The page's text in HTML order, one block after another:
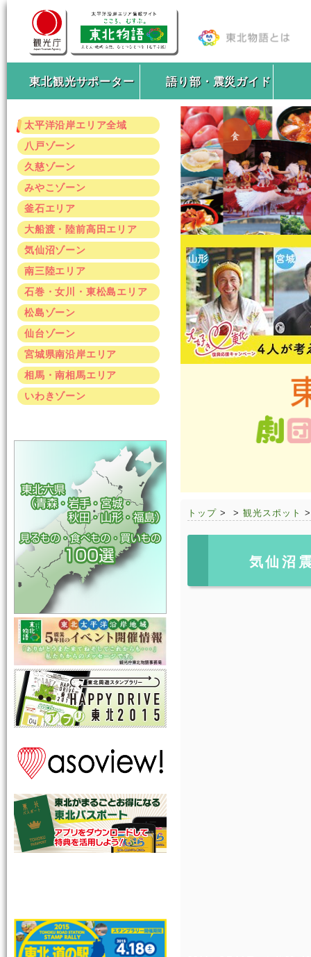
東北観光サポーター 語り部・震災ガイド
太平洋沿岸エリア全域
八戸ゾーン
久慈ゾーン
みやこゾーン
釜石エリア
大船渡・陸前高田エリア
気仙沼ゾーン
南三陸エリア
石巻・女川・東松島エリア
松島ゾーン
仙台ゾーン
宮城県南沿岸エリア
相馬・南相馬エリア
いわきゾーン
トップ > > 観光スポット
気仙沼